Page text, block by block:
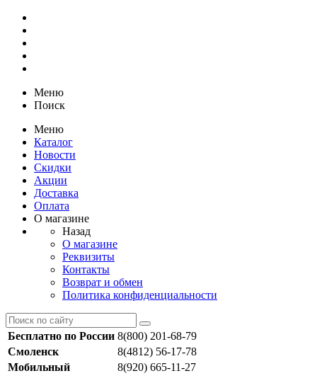
Меню
Поиск
Меню
Каталог
Новости
Скидки
Акции
Доставка
Оплата
О магазине
Назад
О магазине
Реквизиты
Контакты
Возврат и обмен
Политика конфиденциальности
Бесплатно по России 8(800) 201-68-79
Смоленск
8(4812) 56-17-78
Мобильный
8(920) 665-11-27